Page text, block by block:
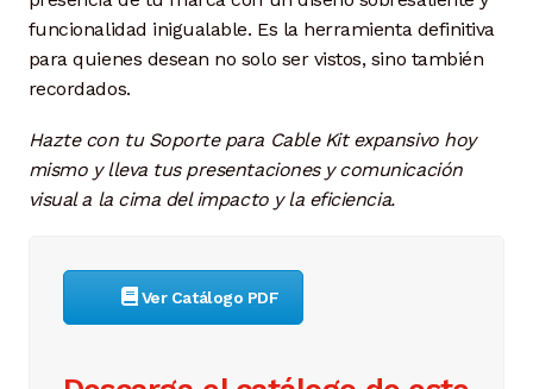
funcionalidad inigualable. Es la herramienta definitiva
para quienes desean no solo ser vistos, sino también
recordados.
Hazte con tu Soporte para Cable Kit expansivo hoy
mismo y lleva tus presentaciones y comunicación
visual a la cima del impacto y la eficiencia.
Ver Catálogo PDF